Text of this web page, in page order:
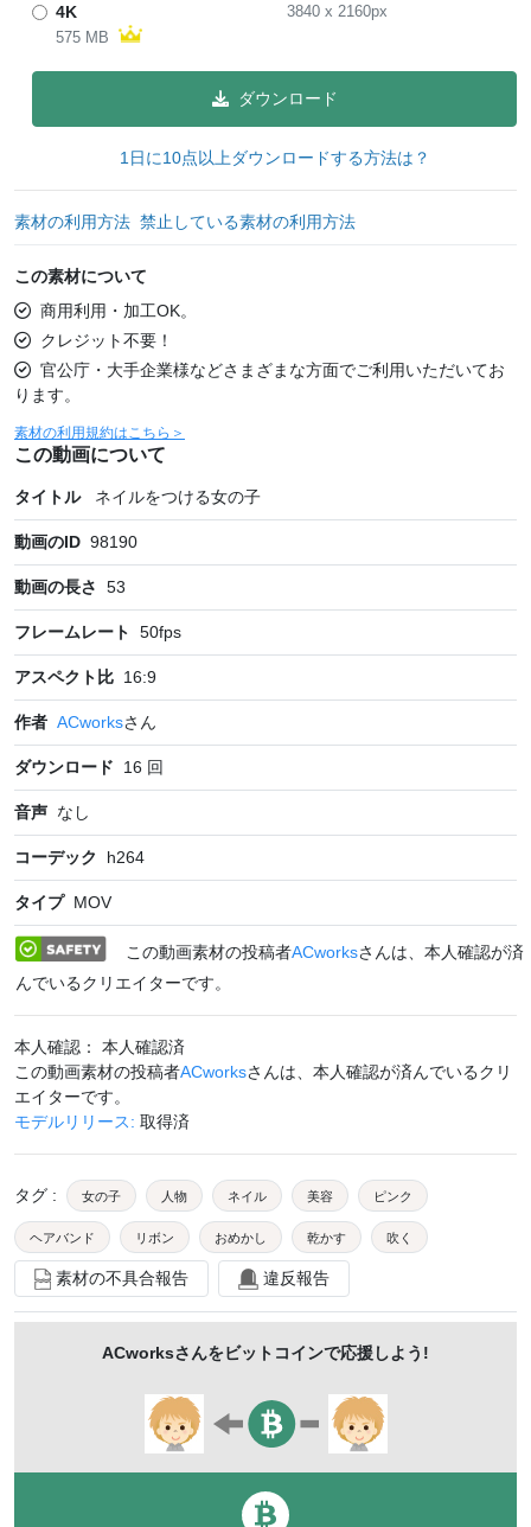
4K 3840x 2160px
575 MB
ダウンロード
1日に10点以上ダウンロードする方法は？
素材の利用方法 禁止している素材の利用方法
この素材について
商用利用・加工OK。
クレジット不要！
官公庁・大手企業様などさまざまな方面でご利用いただいてお
ります。
素材の利用規約はこちら＞
この動画について
タイトル ネイルをつける女の子
動画のID 98190
動画の長さ 53
フレームレート 50fps
アスペクト比 16:9
作者 ACworksさん
ダウンロード 16 回
音声 なし
コーデック h264
タイプ MOV
この動画素材の投稿者ACworksさんは、本人確認が済
んでいるクリエイターです。
本人確認： 本人確認済
この動画素材の投稿者ACworksさんは、本人確認が済んでいるクリ
エイターです。
モデルリリース: 取得済
タグ : 女の子 人物 ネイル 美容 ピンク
ヘアバンド リボン おめかし 乾かす 吹く
ポニーテール ロングヘア 半袖 くし
クリーム 化粧品 ビューラー マニキュア 机
ポートレート mdfk213 金髪
素材の不具合報告 違反報告
ACworksさんをビットコインで応援しよう!